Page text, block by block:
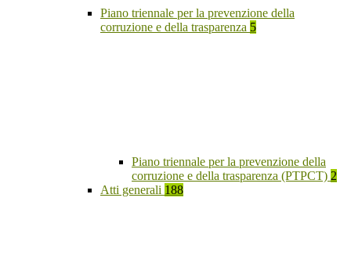
Piano triennale per la prevenzione della
corruzione e della trasparenza 5
Piano triennale per la prevenzione della
corruzione e della trasparenza (PTPCT) 2
Atti generali 188